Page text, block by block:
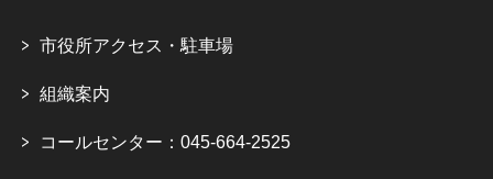
市役所アクセス・駐車場
組織案内
コールセンター：045-664-2525